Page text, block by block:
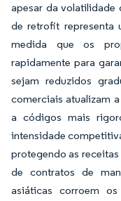
apesar da volatilidade
de retrofit representa
medida que os
rapidamente para
sejam reduzidos
comerciais atualizam
a códigos mais
intensidade
protegendo as
de contratos de
asiáticas corroem